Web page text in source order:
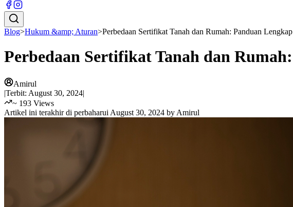
Blog>Hukum &amp; Aturan>Perbedaan Sertifikat Tanah dan Rumah: Panduan
Perbedaan Sertifikat Tanah dan
Amirul
|Terbit: August 30, 2024|
~ 193 Views
Artikel ini terakhir di perbaharui August 30, 2024 by Amirul